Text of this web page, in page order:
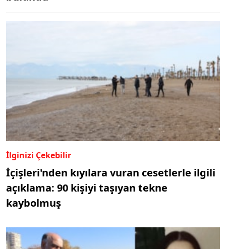
İlginizi Çekebilir
İçişleri'nden kıyılara vuran cesetlerle ilgili
açıklama: 90 kişiyi taşıyan tekne
kaybolmuş